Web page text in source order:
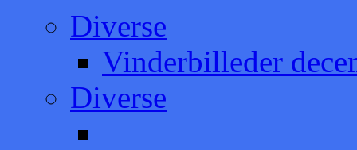
Diverse
Vinderbilleder
Diverse